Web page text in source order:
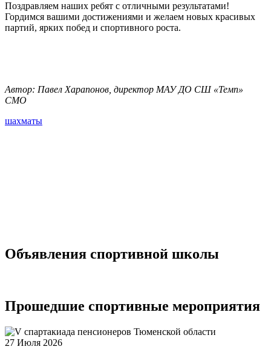
Поздравляем наших ребят с отличными результатами!
Гордимся вашими достижениями и желаем новых красивых
партий, ярких побед и спортивного роста.
Автор: Павел Харапонов, директор МАУ ДО СШ «Темп»
СМО
шахматы
Объявления спортивной школы
Прошедшие спортивные мероприятия
27 Июля 2026